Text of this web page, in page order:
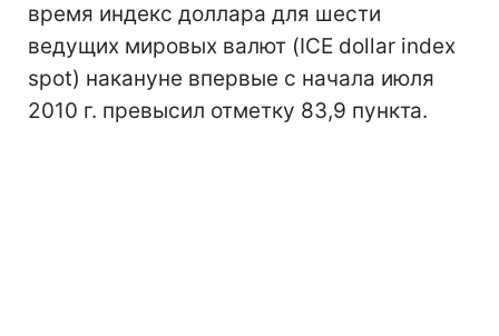
время индекс доллара для шести
ведущих мировых валют (ICE dollar index
spot) накануне впервые с начала июля
2010 г. превысил отметку 83,9 пункта.